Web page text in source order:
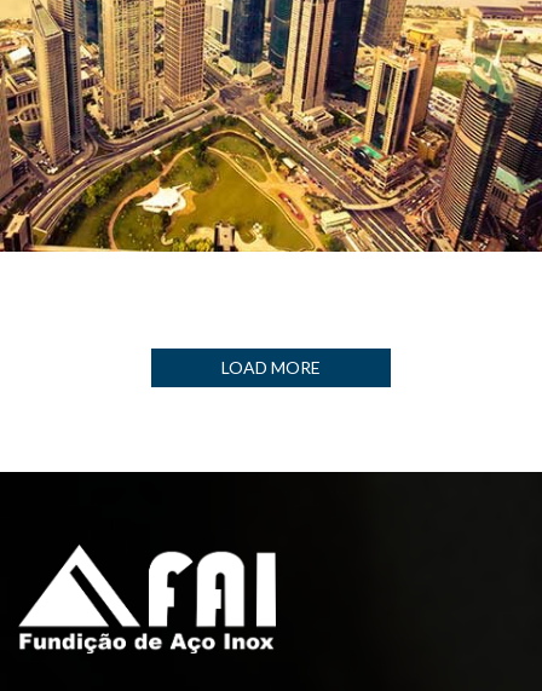
LOAD MORE